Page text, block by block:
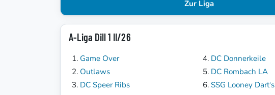
Zur Liga
A-Liga Dill 1 II/26
Game Over
Outlaws
DC Speer Ribs
DC Donnerkeile
DC Rombach LA
SSG Looney Dart‘s